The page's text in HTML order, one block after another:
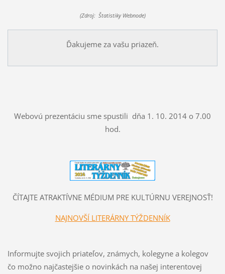
(Zdroj: Štatistiky Webnode)
Ďakujeme za vašu priazeň.
Webovú prezentáciu sme spustili dňa 1. 10. 2014 o 7.00
hod.
ČÍTAJTE ATRAKTÍVNE MÉDIUM PRE KULTÚRNU VEREJNOSŤ!
NAJNOVŠÍ LITERÁRNY TÝŽDENNÍK
Informujte svojich priateľov, známych, kolegyne a kolegov
čo možno najčastejšie o novinkách na našej interentovej